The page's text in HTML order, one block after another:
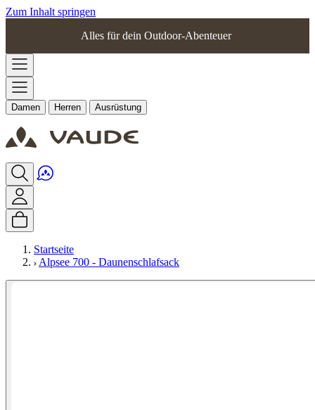
Zum Inhalt springen
Alles für dein Outdoor-Abenteuer
Damen Herren Ausrüstung
Startseite
Alpsee 700 - Daunenschlafsack